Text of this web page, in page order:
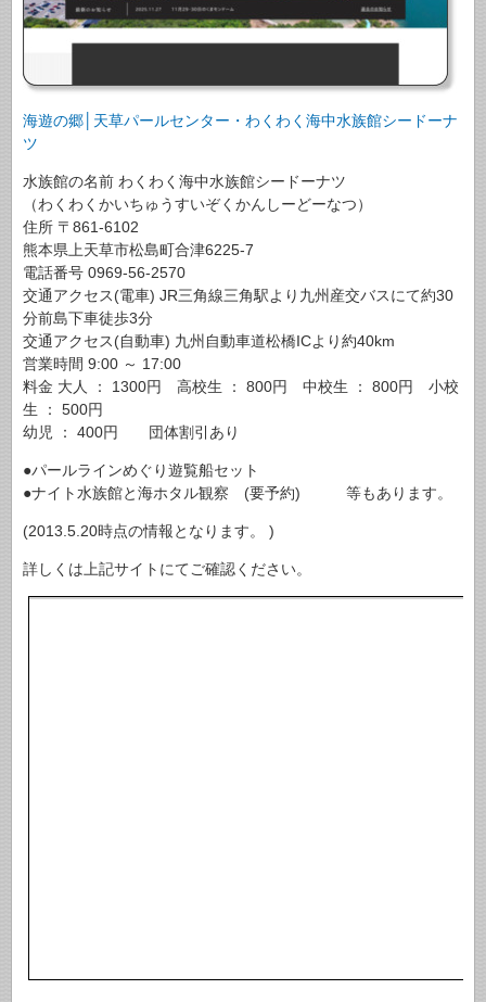
海遊の郷│天草パールセンター・わくわく海中水族館シードーナ
ツ
水族館の名前 わくわく海中水族館シードーナツ
（わくわくかいちゅうすいぞくかんしーどーなつ）
住所 〒861-6102
熊本県上天草市松島町合津6225-7
電話番号 0969-56-2570
交通アクセス(電車) JR三角線三角駅より九州産交バスにて約30
分前島下車徒歩3分
交通アクセス(自動車) 九州自動車道松橋ICより約40km
営業時間 9:00 ～ 17:00
料金 大人 ： 1300円 高校生 ： 800円 中校生 ： 800円 小校
生 ： 500円
幼児 ： 400円 団体割引あり
●パールラインめぐり遊覧船セット
●ナイト水族館と海ホタル観察 (要予約) 等もあります。
(2013.5.20時点の情報となります。 )
詳しくは上記サイトにてご確認ください。